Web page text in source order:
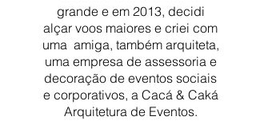
grande e em 2013, decidi
alçar voos maiores e criei com
uma amiga, também arquiteta,
uma empresa de assessoria e
decoração de eventos sociais
e corporativos, a Cacá & Caká
Arquitetura de Eventos.